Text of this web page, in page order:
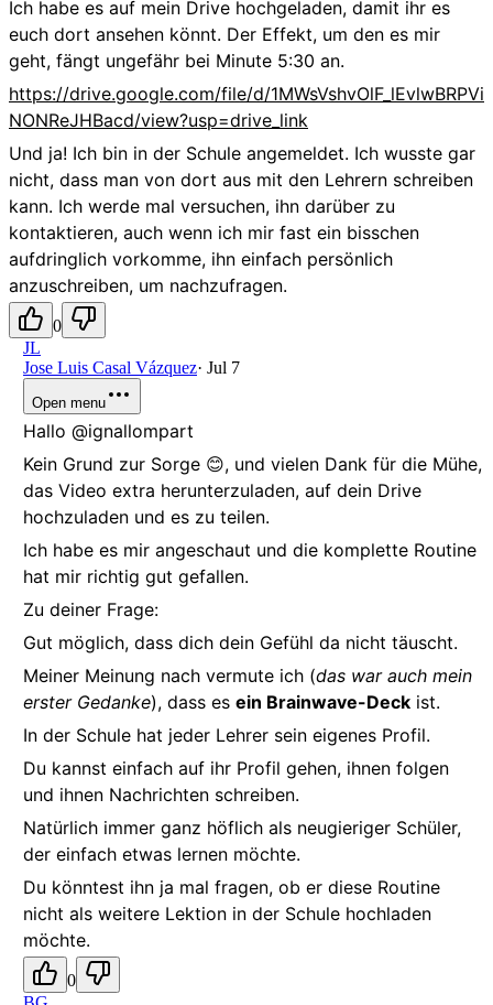
Ich habe es auf mein Drive hochgeladen, damit ihr es
euch dort ansehen könnt. Der Effekt, um den es mir
geht, fängt ungefähr bei Minute 5:30 an.
https://drive.google.com/file/d/1MWsVshvOlF_lEvlwBRPVi
NONReJHBacd/view?usp=drive_link
Und ja! Ich bin in der Schule angemeldet. Ich wusste gar
nicht, dass man von dort aus mit den Lehrern schreiben
kann. Ich werde mal versuchen, ihn darüber zu
kontaktieren, auch wenn ich mir fast ein bisschen
aufdringlich vorkomme, ihn einfach persönlich
anzuschreiben, um nachzufragen.
0
JL
Jose Luis Casal Vázquez· Jul 7
Open menu
Hallo @ignallompart
Kein Grund zur Sorge 😊, und vielen Dank für die Mühe,
das Video extra herunterzuladen, auf dein Drive
hochzuladen und es zu teilen.
Ich habe es mir angeschaut und die komplette Routine
hat mir richtig gut gefallen.
Zu deiner Frage:
Gut möglich, dass dich dein Gefühl da nicht täuscht.
Meiner Meinung nach vermute ich (das war auch mein
erster Gedanke), dass es ein Brainwave-Deck ist.
In der Schule hat jeder Lehrer sein eigenes Profil.
Du kannst einfach auf ihr Profil gehen, ihnen folgen
und ihnen Nachrichten schreiben.
Natürlich immer ganz höflich als neugieriger Schüler,
der einfach etwas lernen möchte.
Du könntest ihn ja mal fragen, ob er diese Routine
nicht als weitere Lektion in der Schule hochladen
möchte.
0